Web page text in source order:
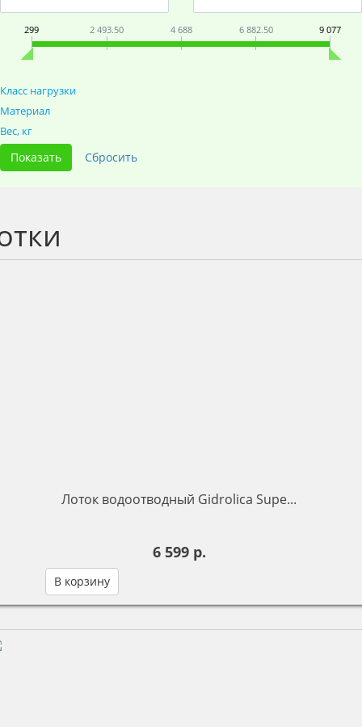
299 2 493.50 4 688 6 882.50 9 077
Класс нагрузки
Материал
Вес, кг
Лоток водоотводный Gidrolica Supe...
6 599 р.
В корзину